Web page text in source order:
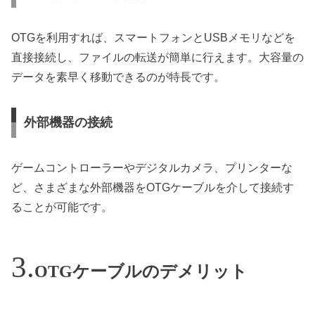
OTGを利用すれば、スマートフォンとUSBメモリなどを
直接接続し、ファイルの転送が簡単に行えます。大容量の
データを素早く移動できるのが特長です。
外部機器の接続
ゲームコントローラーやデジタルカメラ、プリンターな
ど、さまざまな外部機器をOTGケーブルを介して接続す
ることが可能です。
OTGケーブルのデメリット